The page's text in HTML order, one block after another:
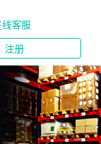
注册
线客服